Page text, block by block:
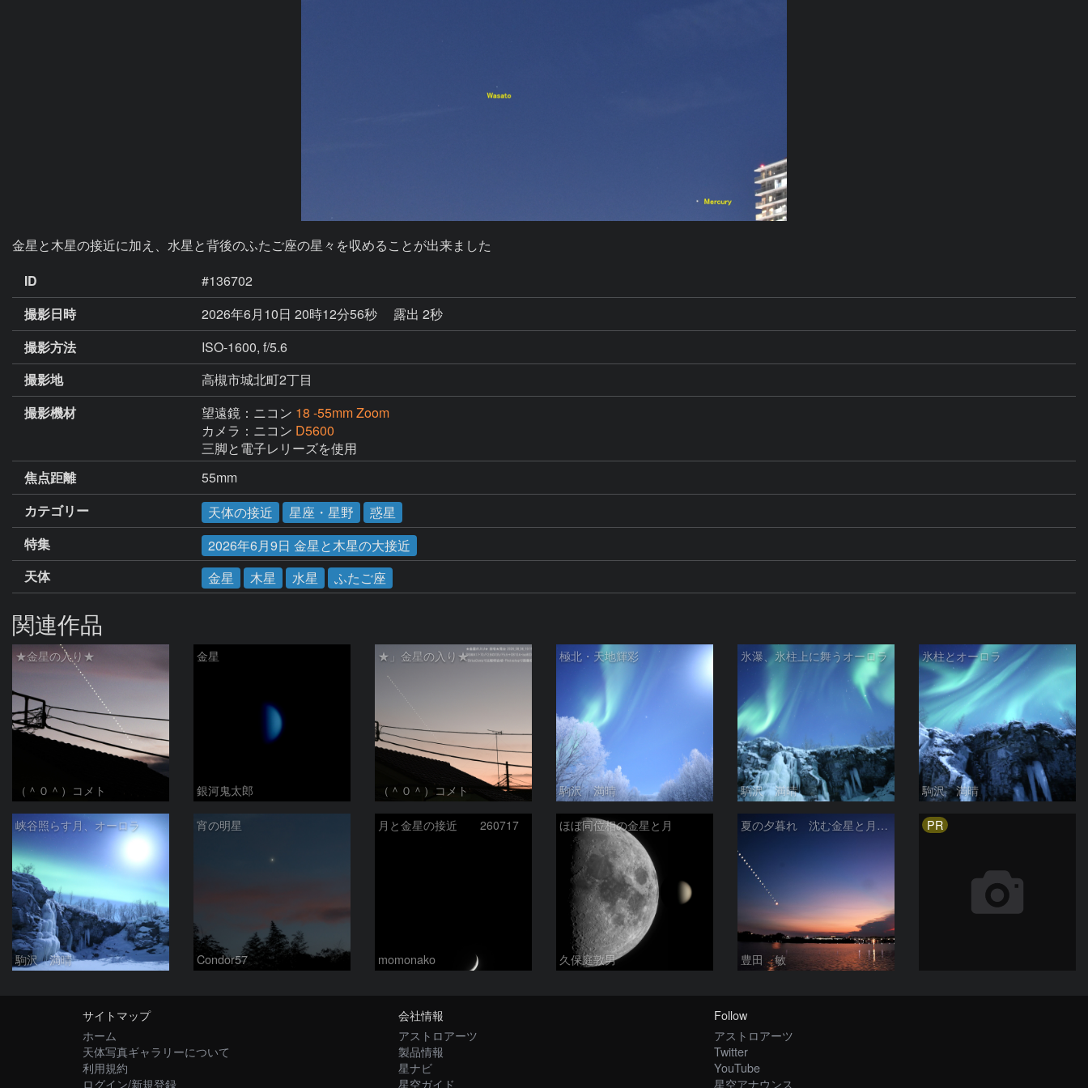
金星と木星の接近に加え、水星と背後のふたご座の星々を収めることが出来ました
ID
#136702
撮影日時
2026年6月10日 20時12分56秒
露出 2秒
撮影方法
ISO-1600, f/5.6
撮影地
高槻市城北町2丁目
撮影機材
望遠鏡：ニコン 18 -55mm Zoom
カメラ：ニコン D5600
三脚と電子レリーズを使用
焦点距離
55mm
カテゴリー
天体の接近 星座・星野
惑星
特集
2026年6月9日 金星と木星の大接近
天体
金星 木星 水星 ふたご座
関連作品
★金星の入り★
（＾０＾）コメト
金星
銀河鬼太郎
★」金星の入り★
（＾０＾）コメト
極北・天地輝彩
駒沢 満晴
氷瀑、氷柱上に舞うオーロラ
駒沢 満晴
氷柱とオーロラ
駒沢 満晴
峡谷照らす月、オーロラ
駒沢 満晴
宵の明星
Condor57
月と金星の接近 260717
momonako
ほぼ同位相の金星と月
久保庭敦男
夏の夕暮れ 沈む金星と月 2026/7/20
豊田 敏
PR
サイトマップ
ホーム
天体写真ギャラリーについて
利用規約
ログイン/新規登録
会社情報
アストロアーツ
製品情報
星ナビ
星空ガイド
Follow
アストロアーツ
Twitter
YouTube
星空アナウンス